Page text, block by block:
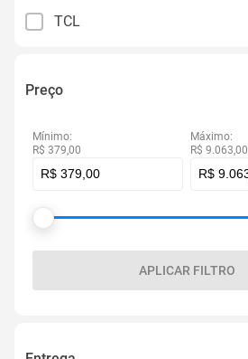
TCL
Preço
Mínimo:
R$ 379,00
Máximo:
R$ 9.063,00
APLICAR FILTRO